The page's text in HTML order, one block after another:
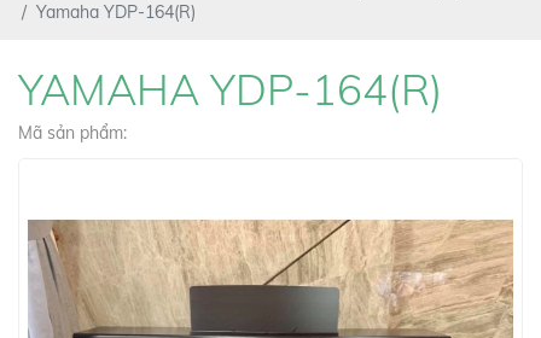
Yamaha YDP-164(R)
YAMAHA YDP-164(R)
Mã sản phẩm: